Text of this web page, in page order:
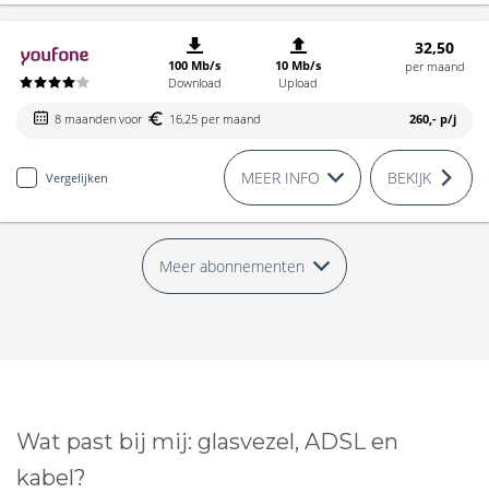
100 Mb/s
Download
10 Mb/s
Upload
32,50
per maand
8 maanden voor 16,25 per maand 260,- p/j
Vergelijken MEER INFO BEKIJK
Meer abonnementen
Wat past bij mij: glasvezel, ADSL en
kabel?